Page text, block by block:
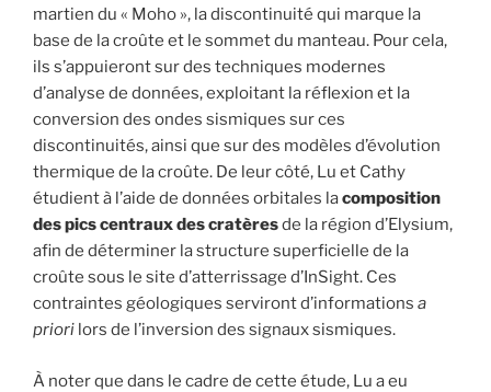
martien du « Moho », la discontinuité qui marque la
base de la croûte et le sommet du manteau. Pour cela,
ils s’appuieront sur des techniques modernes
d’analyse de données, exploitant la réflexion et la
conversion des ondes sismiques sur ces
discontinuités, ainsi que sur des modèles d’évolution
thermique de la croûte. De leur côté, Lu et Cathy
étudient à l’aide de données orbitales lacomposition
des pics centraux des cratèresde la région d’Elysium,
afin de déterminer la structure superficielle de la
croûte sous le site d’atterrissage d’InSight. Ces
contraintes géologiques serviront d’informations a
priori lors de l’inversion des signaux sismiques.
À noter que dans le cadre de cette étude, Lu a eu